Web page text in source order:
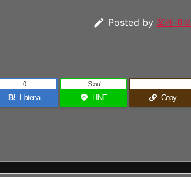
 Posted by 案件担当
B! Hatena
0
LINE
Send
Copy
-